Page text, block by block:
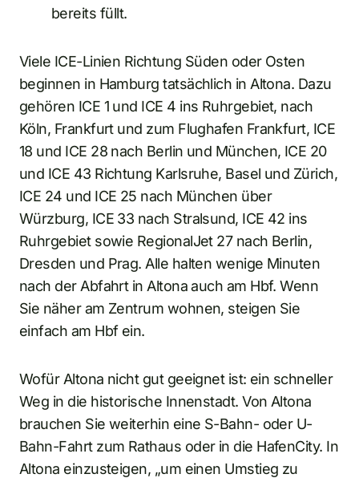
bereits füllt.
Viele ICE-Linien Richtung Süden oder Osten
beginnen in Hamburg tatsächlich in Altona. Dazu
gehören ICE 1 und ICE 4 ins Ruhrgebiet, nach
Köln, Frankfurt und zum Flughafen Frankfurt, ICE
18 und ICE 28 nach Berlin und München, ICE 20
und ICE 43 Richtung Karlsruhe, Basel und Zürich,
ICE 24 und ICE 25 nach München über
Würzburg, ICE 33 nach Stralsund, ICE 42 ins
Ruhrgebiet sowie RegionalJet 27 nach Berlin,
Dresden und Prag. Alle halten wenige Minuten
nach der Abfahrt in Altona auch am Hbf. Wenn
Sie näher am Zentrum wohnen, steigen Sie
einfach am Hbf ein.
Wofür Altona nicht gut geeignet ist: ein schneller
Weg in die historische Innenstadt. Von Altona
brauchen Sie weiterhin eine S-Bahn- oder U-
Bahn-Fahrt zum Rathaus oder in die HafenCity. In
Altona einzusteigen, „um einen Umstieg zu